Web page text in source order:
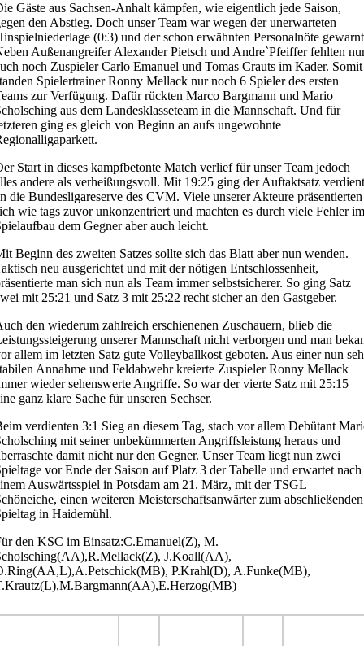
Gäste aus Sachsen-Anhalt kämpfen, wie eigentlich jede Saison,
den Abstieg. Doch unser Team war wegen der unerwarteten
(0:3) und der schon erwähnten Personalnöte
Außenangreifer Alexander Pietsch und Andre`Pfeiffer fehlten
noch Zuspieler Carlo Emanuel und Tomas Crauts im Kader. Somit
Spielertrainer Ronny Mellack nur noch 6 Spieler des ersten
zur Verfügung. Dafür rückten Marco Bargmann und Mario
aus dem Landesklasseteam in die Mannschaft. Und für
ging es gleich von Beginn an aufs ungewohnte
Start in dieses kampfbetonte Match verlief für unser Team jedoch
andere als verheißungsvoll. Mit 19:25 ging der Auftaktsatz verdient
die Bundesligareserve des CVM. Viele unserer Akteure präsentierten
wie tags zuvor unkonzentriert und machten es durch viele Fehler im
dem Gegner aber auch leicht.
Beginn des zweiten Satzes sollte sich das Blatt aber nun wenden.
neu ausgerichtet und mit der nötigen Entschlossenheit,
man sich nun als Team immer selbstsicherer. So ging Satz
mit 25:21 und Satz 3 mit 25:22 recht sicher an den Gastgeber.
den wiederum zahlreich erschienenen Zuschauern, blieb die
unserer Mannschaft nicht verborgen und man
allem im letzten Satz gute Volleyballkost geboten. Aus einer nun
Annahme und Feldabwehr kreierte Zuspieler Ronny Mellack
wieder sehenswerte Angriffe. So war der vierte Satz mit 25:15
ganz klare Sache für unseren Sechser.
verdienten 3:1 Sieg an diesem Tag, stach vor allem Debütant
mit seiner unbekümmerten Angriffsleistung heraus und
damit nicht nur den Gegner. Unser Team liegt nun zwei
vor Ende der Saison auf Platz 3 der Tabelle und erwartet nach
Auswärtsspiel in Potsdam am 21. März, mit der TSGL
einen weiteren Meisterschaftsanwärter zum abschließenden
in Haidemühl.
den KSC im Einsatz:C.Emanuel(Z), M.
J.Koall(AA),
P.Krahl(D), A.Funke(MB),